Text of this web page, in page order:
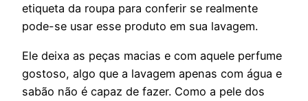
etiqueta da roupa para conferir se realmente
pode-se usar esse produto em sua lavagem.
Ele deixa as peças macias e com aquele perfume
gostoso, algo que a lavagem apenas com água e
sabão não é capaz de fazer. Como a pele dos